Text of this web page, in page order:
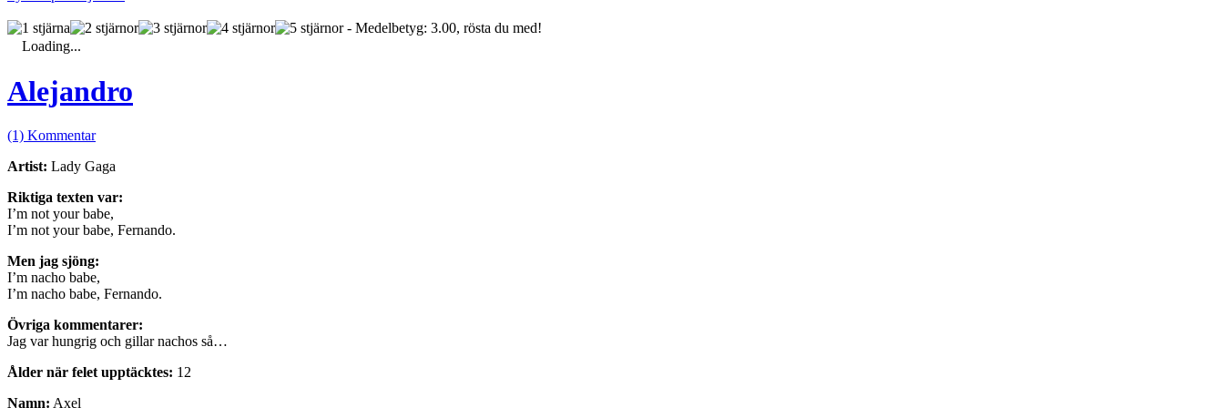
- Medelbetyg: 3.00, rösta du med!
Loading...
Alejandro
(1) Kommentar
Artist: Lady Gaga
Riktiga texten var:
I’m not your babe,
I’m not your babe, Fernando.
Men jag sjöng:
I’m nacho babe,
I’m nacho babe, Fernando.
Övriga kommentarer:
Jag var hungrig och gillar nachos så…
Ålder när felet upptäcktes: 12
Namn: Axel